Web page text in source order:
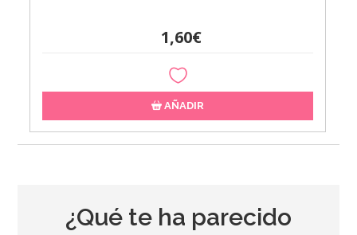
1,60€
AÑADIR
¿Qué te ha parecido